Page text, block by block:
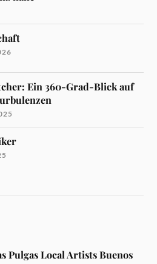
Ein 360-Grad-Blick auf
Pulgas Local Artists Buenos